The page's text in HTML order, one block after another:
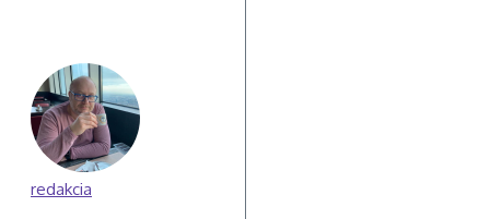
redakcia